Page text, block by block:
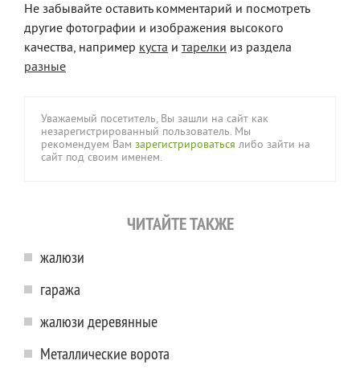
Не забывайте оставить комментарий и посмотреть
другие фотографии и изображения высокого
качества, например куста и тарелки из раздела
разные
Уважаемый посетитель, Вы зашли на сайт как
незарегистрированный пользователь. Мы
рекомендуем Вам зарегистрироваться либо зайти на
сайт под своим именем.
ЧИТАЙТЕ ТАКЖЕ
жалюзи
гаража
жалюзи деревянные
Металлические ворота